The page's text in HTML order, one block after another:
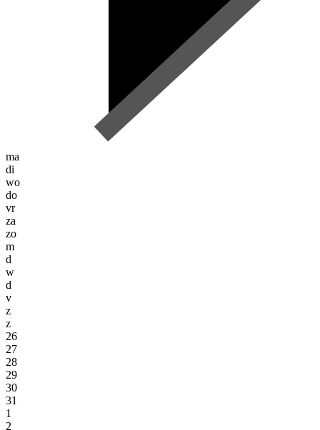
ma
di
wo
do
vr
za
zo
m
d
w
d
v
z
z
26
27
28
29
30
31
1
2